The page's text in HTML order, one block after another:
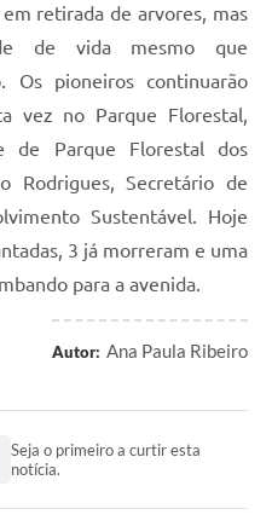
retirada de arvores, mas
de vida mesmo que
Os pioneiros continuarão
vez no Parque Florestal,
de Parque Florestal dos
Rodrigues, Secretário de
Sustentável. Hoje
3 já morreram e uma
para a avenida.
Autor: Ana Paula Ribeiro
Seja o primeiro a curtir esta
notícia.